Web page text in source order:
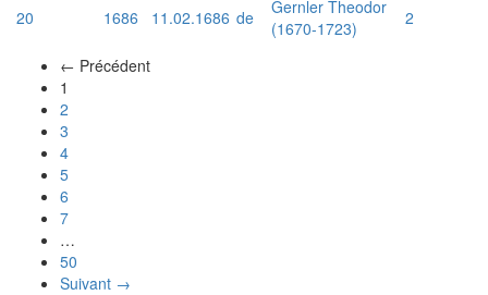
20
1686 11.02.1686 de
Gernler Theodor
(1670-1723)
2
← Précédent
1
2
3
4
5
6
7
…
50
Suivant →